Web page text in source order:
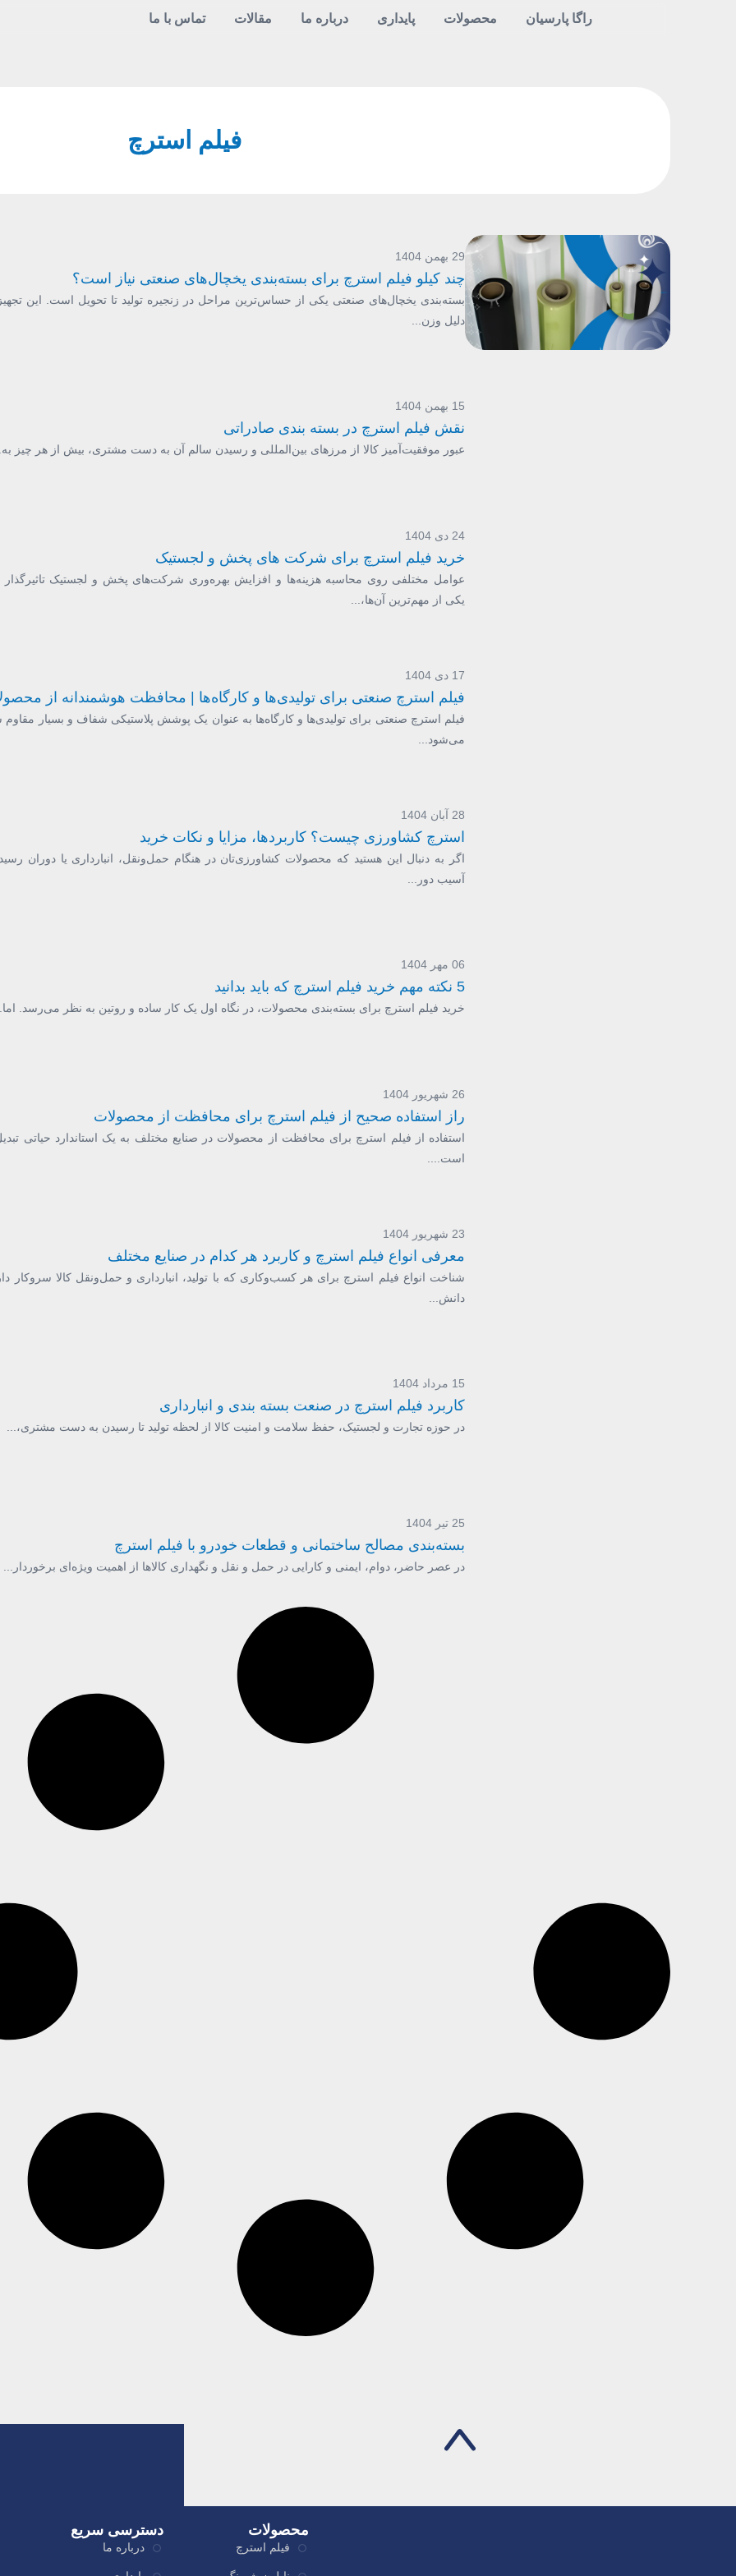
راگا پارسیان محصولات پایداری درباره ما مقالات تماس با ما
فیلم استرچ
29 بهمن 1404
چند کیلو فیلم استرچ برای بسته‌بندی یخچال‌های صنعتی نیاز است؟
بسته‌بندی یخچال‌های صنعتی یکی از حساس‌ترین مراحل در زنجیره تولید تا تحویل است. این
دلیل وزن...
15 بهمن 1404
نقش فیلم استرچ در بسته بندی صادراتی
عبور موفقیت‌آمیز کالا از مرزهای بین‌المللی و رسیدن سالم آن به دست مشتری، بیش از هر چیز
24 دی 1404
خرید فیلم استرچ برای شرکت های پخش و لجستیک
عوامل مختلفی روی محاسبه هزینه‌ها و افزایش بهره‌وری شرکت‌های پخش و لجستیک تاثیرگذار
یکی از مهم‌ترین آن‌ها،...
17 دی 1404
فیلم استرچ صنعتی برای تولیدی‌ها و کارگاه‌ها | محافظت هوشمندانه از
فیلم استرچ صنعتی برای تولیدی‌ها و کارگاه‌ها به عنوان یک پوشش پلاستیکی شفاف و بسیار مقاوم
می‌شود...
28 آبان 1404
استرچ کشاورزی چیست؟ کاربردها، مزایا و نکات خرید
اگر به دنبال این هستید که محصولات کشاورزی‌تان در هنگام حمل‌ونقل، انبارداری یا دوران
آسیب دور...
06 مهر 1404
5 نکته مهم خرید فیلم استرچ که باید بدانید
خرید فیلم استرچ برای بسته‌بندی محصولات، در نگاه اول یک کار ساده و روتین به نظر می‌رسد. اما...
26 شهریور 1404
راز استفاده صحیح از فیلم استرچ برای محافظت از محصولات
استفاده از فیلم استرچ برای محافظت از محصولات در صنایع مختلف به یک استاندارد حیاتی
است....
23 شهریور 1404
معرفی انواع فیلم استرچ و کاربرد هر کدام در صنایع مختلف
شناخت انواع فیلم استرچ برای هر کسب‌وکاری که با تولید، انبارداری و حمل‌ونقل کالا سروکار
دانش...
15 مرداد 1404
کاربرد فیلم استرچ در صنعت بسته بندی و انبارداری
در حوزه تجارت و لجستیک، حفظ سلامت و امنیت کالا از لحظه تولید تا رسیدن به دست مشتری،...
25 تیر 1404
بسته‌بندی مصالح ساختمانی و قطعات خودرو با فیلم استرچ
در عصر حاضر، دوام، ایمنی و کارایی در حمل و نقل و نگهداری کالاها از اهمیت ویژه‌ای برخوردار...
محصولات
فیلم استرچ
دسترسی سریع
درباره ما